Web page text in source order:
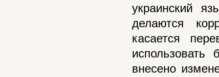
украинский
делаются
касается
внесено